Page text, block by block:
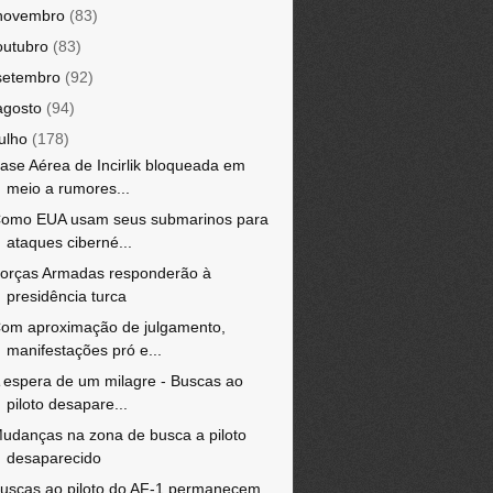
(83)
(83)
(92)
(94)
(178)
Aérea de Incirlik bloqueada em
meio a rumores...
EUA usam seus submarinos para
ataques ciberné...
Armadas responderão à
presidência turca
aproximação de julgamento,
manifestações pró e...
espera de um milagre - Buscas ao
piloto desapare...
na zona de busca a piloto
desaparecido
ao piloto do AF-1 permanecem